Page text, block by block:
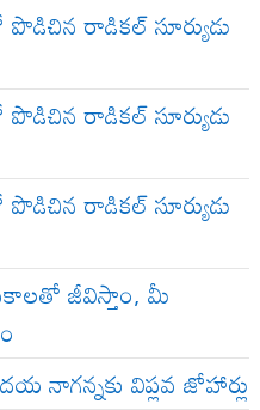
రాడికల్ సూర్యుడు
రాడికల్ సూర్యుడు
రాడికల్ సూర్యుడు
జీవిస్తాం, మీ
నాగన్నకు విప్లవ జోహార్లు